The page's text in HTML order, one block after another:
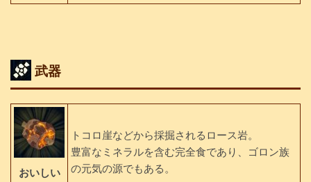
武器
おいしい
トコロ崖などから採掘されるロース岩。
豊富なミネラルを含む完全食であり、ゴロン族
の元気の源でもある。